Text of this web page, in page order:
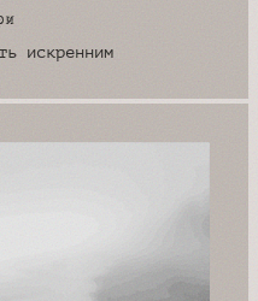
искренним